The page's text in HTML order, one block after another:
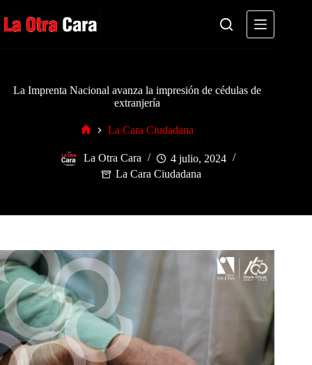
al
contenido
La Imprenta Nacional avanza la impresión de cédulas de
extranjería
La Cara Ciudadana
La Otra Cara
4 julio, 2024
La Cara Ciudadana